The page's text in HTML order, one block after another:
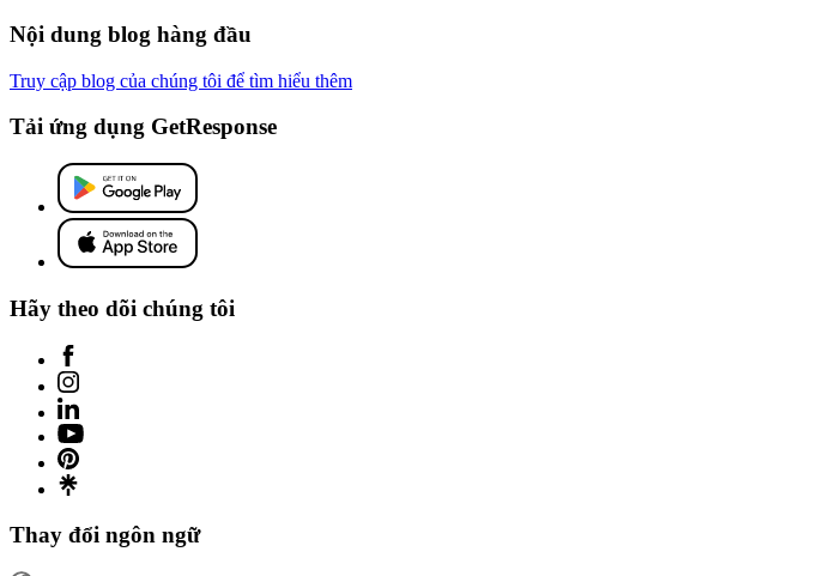
Nội dung blog hàng đầu
Truy cập blog của chúng tôi để tìm hiểu thêm
Tải ứng dụng GetResponse
Hãy theo dõi chúng tôi
Thay đổi ngôn ngữ